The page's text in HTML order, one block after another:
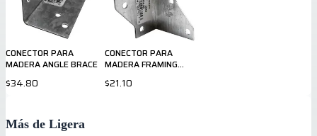
CONECTOR PARA
MADERA ANGLE BRACE
$34.80
CONECTOR PARA
MADERA FRAMING
$21.10
Más de Ligera